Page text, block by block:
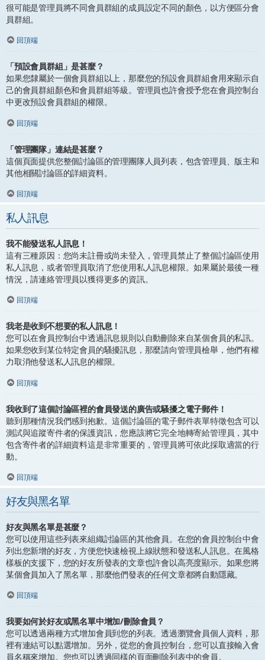
很可能是管理員將不同會員群組的成員設定不同的顏色，以方便區分會
員群組。
回頂端
「預設會員群組」是甚麼？
如果您隸屬於一個會員群組以上，那麼您的預設會員群組會用來顯示自
己的會員群組顏色和會員群組等級。管理員也許會授予您在會員控制台
中更改預設會員群組的權限。
回頂端
「管理團隊」連結是甚麼？
這個頁面提供您整個討論區的管理團隊人員列表，包含管理員、版主和
其他相關討論區的詳細資料。
回頂端
私人訊息
我不能發送私人訊息！
這有三種原因：您尚未註冊或尚未登入，管理員禁止了整個討論區使用
私人訊息，或者管理員取消了您使用私人訊息權限。如果屬於最後一種
情況，請連絡管理員以獲得更多的資訊。
回頂端
我老是收到不想要的私人訊息！
您可以在會員控制台中透過訊息規則以自動刪除來自某個會員的私訊。
如果您收到某位特定會員的騷擾訊息，那麼請向管理員檢舉，他們有權
力取消他發送私人訊息的權限。
回頂端
我收到了這個討論區裡的會員發送的廣告或騷擾之電子郵件！
聽到那種情況我們感到抱歉。這個討論區的電子郵件表單特徵包含可以
測試與追蹤寄件者的保護資訊，您應該將它完全地轉寄給管理員，其中
包含寄件者的詳細資料這是非常重要的，管理員將可依此採取適當的行
動。
回頂端
好友與黑名單
好友與黑名單是甚麼？
您可以使用這些列表來組織討論區的其他會員。在您的會員控制台中會
列出您新增的好友，方便您快速檢視上線狀態和發送私人訊息。在風格
樣板的支援下，您的好友所發表的文章也許會以高亮度顯示。如果您將
某個會員加入了黑名單，那麼他們發表的任何文章都將自動隱藏。
回頂端
我要如何於好友或黑名單中增加/刪除會員？
您可以透過兩種方式增加會員到您的列表。透過瀏覽會員個人資料，那
裡有連結可以點選增加。另外，從您的會員控制台，您可以直接輸入會
員名稱來增加。您也可以透過同樣的頁面刪除列表中的會員。